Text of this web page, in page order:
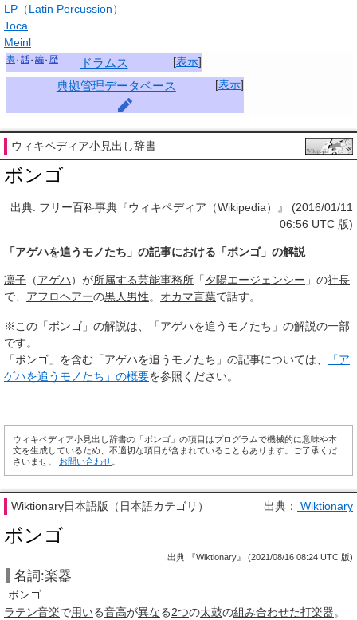
LP（Latin Percussion）
Toca
Meinl
[表示]
表 話 編 歴 ドラムス
[表示]
典拠管理データベース
ウィキペディア小見出し辞書
ボンゴ
出典: フリー百科事典『ウィキペディア（Wikipedia）』 (2016/01/11
06:56 UTC 版)
「アゲハを追うモノたち 」の記事における「ボンゴ」の解説
凛子 （アゲハ）が所属する芸能事務所 「夕陽エージェンシー 」の社長
で、 アフロヘアーの黒人男性。 オカマ言葉で話す。
※この「ボンゴ」の解説は、「アゲハを追うモノたち」の解説の一部
です。
「ボンゴ」を含む「アゲハを追うモノたち」の記事については、
「ア
ゲハを追うモノたち」の概要を参照ください。
ウィキペディア小見出し辞書の「ボンゴ」の項目はプログラムで機械的に意味や本
文を生成しているため、不適切な項目が含まれていることもあります。ご了承くだ
さいませ。 お問い合わせ
Wiktionary日本語版（日本語カテゴリ） 出典： Wiktionary
ボンゴ
出典:『Wiktionary』 (2021/08/16 08:24 UTC 版)
名詞:楽器
ボンゴ
ラテン音楽で用いる音高が異なる2つの太鼓の組み合わせた打楽器。